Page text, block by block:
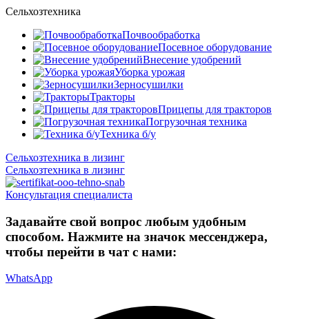
Сельхозтехника
Почвообработка
Посевное оборудование
Внесение удобрений
Уборка урожая
Зерносушилки
Тракторы
Прицепы для тракторов
Погрузочная техника
Техника б/у
Сельхозтехника в лизинг
Сельхозтехника в лизинг
Консультация специалиста
Задавайте свой вопрос любым удобным
способом. Нажмите на значок мессенджера,
чтобы перейти в чат с нами:
WhatsApp